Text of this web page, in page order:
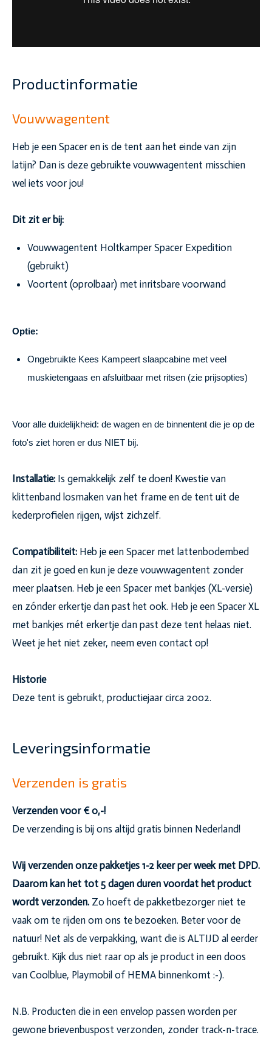
Productinformatie
Vouwwagentent
Heb je een Spacer en is de tent aan het einde van zijn
latijn? Dan is deze gebruikte vouwwagentent misschien
wel iets voor jou!
Dit zit er bij:
Vouwwagentent Holtkamper Spacer Expedition
(gebruikt)
Voortent (oprolbaar) met inritsbare voorwand
Optie:
Ongebruikte Kees Kampeert slaapcabine met veel
muskietengaas en afsluitbaar met ritsen (zie prijsopties)
Voor alle duidelijkheid: de wagen en de binnentent die je op de
foto's ziet horen er dus NIET bij.
Installatie: Is gemakkelijk zelf te doen! Kwestie van
klittenband losmaken van het frame en de tent uit de
kederprofielen rijgen, wijst zichzelf.
Compatibiliteit: Heb je een Spacer met lattenbodembed
dan zit je goed en kun je deze vouwwagentent zonder
meer plaatsen. Heb je een Spacer met bankjes (XL-versie)
en zónder erkertje dan past het ook. Heb je een Spacer XL
met bankjes mét erkertje dan past deze tent helaas niet.
Weet je het niet zeker, neem even contact op!
Historie
Deze tent is gebruikt, productiejaar circa 2002.
Leveringsinformatie
Verzenden is gratis
Verzenden voor € 0,-!
De verzending is bij ons altijd gratis binnen Nederland!
Wij verzenden onze pakketjes 1-2 keer per week met DPD.
Daarom kan het tot 5 dagen duren voordat het product
wordt verzonden. Zo hoeft de pakketbezorger niet te
vaak om te rijden om ons te bezoeken. Beter voor de
natuur! Net als de verpakking, want die is ALTIJD al eerder
gebruikt. Kijk dus niet raar op als je product in een doos
van Coolblue, Playmobil of HEMA binnenkomt :-).
N.B. Producten die in een envelop passen worden per
gewone brievenbuspost verzonden, zonder track-n-trace.